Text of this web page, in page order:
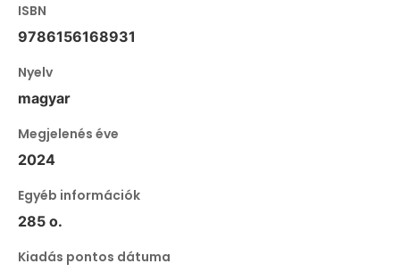
ISBN
9786156168931
Nyelv
magyar
Megjelenés éve
2024
Egyéb információk
285 o.
Kiadás pontos dátuma